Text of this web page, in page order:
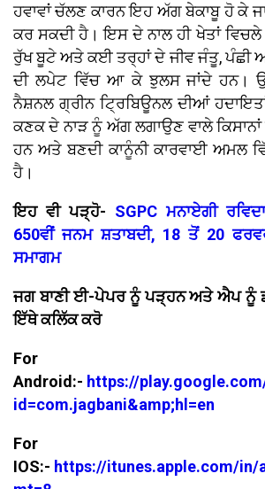
ਹਵਾਵਾਂ ਚੱਲਣ ਕਾਰਨ ਇਹ ਅੱਗ ਬੇਕਾਬੂ ਹੋ ਕੇ
ਕਰ ਸਕਦੀ ਹੈ। ਇਸ ਦੇ ਨਾਲ ਹੀ ਖੇਤਾਂ
ਰੁੱਖ ਬੂਟੇ ਅਤੇ ਕਈ ਤਰ੍ਹਾਂ ਦੇ ਜੀਵ ਜੰਤੂ, ਪੰਛੀ
ਦੀ ਲਪੇਟ ਵਿੱਚ ਆ ਕੇ ਝੁਲਸ ਜਾਂਦੇ ਹਨ।
ਨੈਸ਼ਨਲ ਗ੍ਰੀਨ ਟ੍ਰਿਬਿਊਨਲ ਦੀਆਂ
ਕਣਕ ਦੇ ਨਾੜ ਨੂੰ ਅੱਗ ਲਗਾਉਣ ਵਾਲੇ
ਹਨ ਅਤੇ ਬਣਦੀ ਕਾਨੂੰਨੀ ਕਾਰਵਾਈ ਅਮਲ
ਹੈ।
ਇਹ ਵੀ ਪੜ੍ਹੋ- SGPC ਮਨਾਏਗੀ
650ਵੀਂ ਜਨਮ ਸ਼ਤਾਬਦੀ, 18 ਤੋਂ 20
ਸਮਾਗਮ
ਜਗ ਬਾਣੀ ਈ-ਪੇਪਰ ਨੂੰ ਪੜ੍ਹਨ ਅਤੇ ਐਪ ਨੂੰ
ਇੱਥੇ ਕਲਿੱਕ ਕਰੋ
For
Android:- https://
id=com.jagbani&amp;hl=en
For
IOS:- https://itunes.apple.com/in/